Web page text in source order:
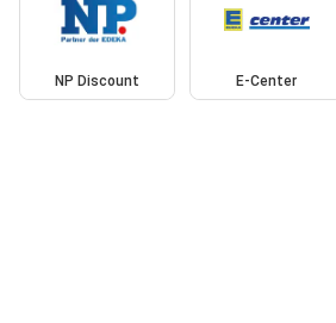
NP Discount E-Center